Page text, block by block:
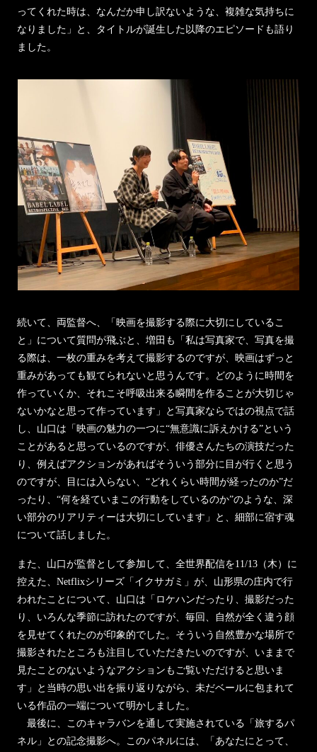
ってくれた時は、なんだか申し訳ないような、複雑な気持ちに
なりました」と、タイトルが誕生した以降のエピソードも語り
ました。
続いて、両監督へ、「映画を撮影する際に大切にしているこ
と」について質問が飛ぶと、増田も「私は写真家で、写真を撮
る際は、一枚の重みを考えて撮影するのですが、映画はずっと
重みがあっても観てられないと思うんです。どのように時間を
作っていくか、それこそ呼吸出来る瞬間を作ることが大切じゃ
ないかなと思って作っています」と写真家ならではの視点で話
し、山口は「映画の魅力の一つに“無意識に訴えかける”という
ことがあると思っているのですが、俳優さんたちの演技だった
り、例えばアクションがあればそういう部分に目が行くと思う
のですが、目には入らない、“どれくらい時間が経ったのか”だ
ったり、“何を経ていまこの行動をしているのか”のような、深
い部分のリアリティーは大切にしています」と、細部に宿す魂
について話しました。
また、山口が監督として参加して、全世界配信を11/13（木）に
控えた、Netflixシリーズ「イクサガミ」が、山形県の庄内で行
われたことについて、山口は「ロケハンだったり、撮影だった
り、いろんな季節に訪れたのですが、毎回、自然が全く違う顔
を見せてくれたのが印象的でした。そういう自然豊かな場所で
撮影されたところも注目していただきたいのですが、いままで
見たことのないようなアクションもご覧いただけると思いま
す」と当時の思い出を振り返りながら、未だベールに包まれて
いる作品の一端について明かしました。
最後に、このキャラバンを通して実施されている「旅するパ
ネル」との記念撮影へ。このパネルには、「あなたにとって、